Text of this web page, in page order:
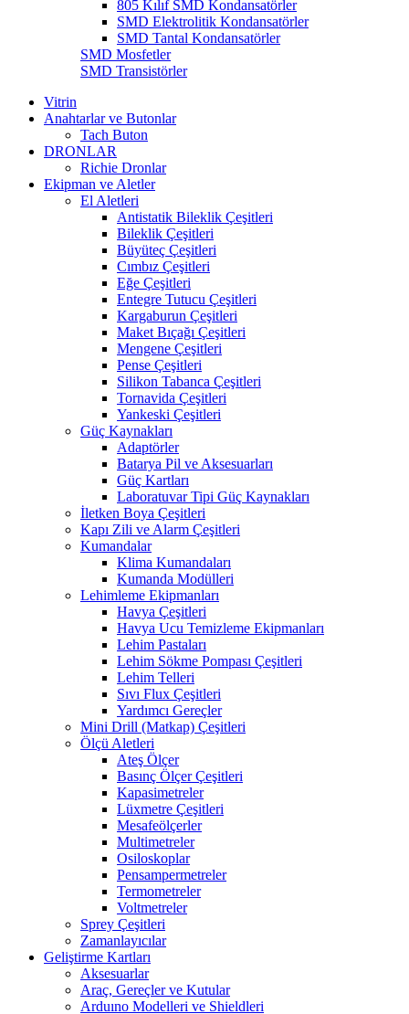
805 Kılıf SMD Kondansatörler
SMD Elektrolitik Kondansatörler
SMD Tantal Kondansatörler
SMD Mosfetler
SMD Transistörler
Vitrin
Anahtarlar ve Butonlar
Tach Buton
DRONLAR
Richie Dronlar
Ekipman ve Aletler
El Aletleri
Antistatik Bileklik Çeşitleri
Bileklik Çeşitleri
Büyüteç Çeşitleri
Cımbız Çeşitleri
Eğe Çeşitleri
Entegre Tutucu Çeşitleri
Kargaburun Çeşitleri
Maket Bıçağı Çeşitleri
Mengene Çeşitleri
Pense Çeşitleri
Silikon Tabanca Çeşitleri
Tornavida Çeşitleri
Yankeski Çeşitleri
Güç Kaynakları
Adaptörler
Batarya Pil ve Aksesuarları
Güç Kartları
Laboratuvar Tipi Güç Kaynakları
İletken Boya Çeşitleri
Kapı Zili ve Alarm Çeşitleri
Kumandalar
Klima Kumandaları
Kumanda Modülleri
Lehimleme Ekipmanları
Havya Çeşitleri
Havya Ucu Temizleme Ekipmanları
Lehim Pastaları
Lehim Sökme Pompası Çeşitleri
Lehim Telleri
Sıvı Flux Çeşitleri
Yardımcı Gereçler
Mini Drill (Matkap) Çeşitleri
Ölçü Aletleri
Ateş Ölçer
Basınç Ölçer Çeşitleri
Kapasimetreler
Lüxmetre Çeşitleri
Mesafeölçerler
Multimetreler
Osiloskoplar
Pensampermetreler
Termometreler
Voltmetreler
Sprey Çeşitleri
Zamanlayıcılar
Geliştirme Kartları
Aksesuarlar
Araç, Gereçler ve Kutular
Arduıno Modelleri ve Shieldleri